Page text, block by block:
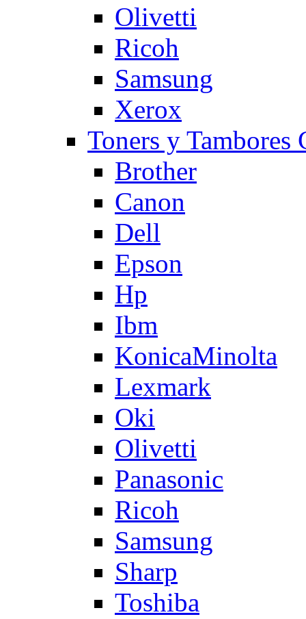
Olivetti
Ricoh
Samsung
Xerox
Toners y
Brother
Canon
Dell
Epson
Hp
Ibm
KonicaMinolta
Lexmark
Oki
Olivetti
Panasonic
Ricoh
Samsung
Sharp
Toshiba